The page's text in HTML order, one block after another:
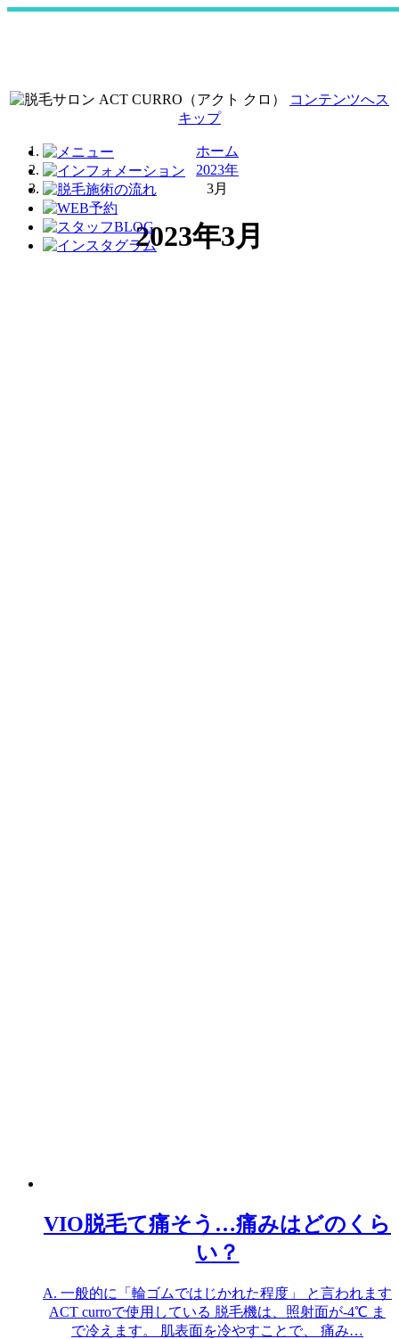
コンテンツへス
キップ
ホーム
2023年
3月
2023年3月
VIO脱毛て痛そう…痛みはどのくら
い？
A. 一般的に「輪ゴムではじかれた程度」 と言われます
ACT curroで使用している 脱毛機は、照射面が-4℃ ま
で冷えます。 肌表面を冷やすことで、 痛み…